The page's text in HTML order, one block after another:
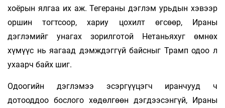
хоёрын ялгаа их аж. Тегераны дэглэм урьдын хэвээр
оршин тогтсоор, хариу цохилт өгсөөр, Ираны
дэглэмийг унагах зорилготой Нетаньяхуг өмнөх
хүмүүс нь яагаад дэмждэггүй байсныг Трамп одоо л
ухаарч байх шиг.
Одоогийн дэглэмээ эсэргүүцэгч иранчууд ч
дотооддоо бослого хөдөлгөөн дэгдээсэнгүй, Ираны